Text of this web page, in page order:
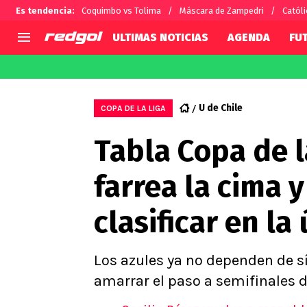
Es tendencia: Coquimbo vs Tolima Máscara de Zampedri
Selección Chilena
U de Chile
U Católica
Campeonato Nacional
Primera B
Segunda División
Copa Chile
Supercopa Chile
Campeonato Femenino
Alexis
Carlos
ULTIMAS NOTICIAS AGENDA
COPA DE LA LIGA U de Chile
Tabla Copa de
farrea la cima
clasificar en la
Los azules ya no dependen
amarrar el paso a semifinales